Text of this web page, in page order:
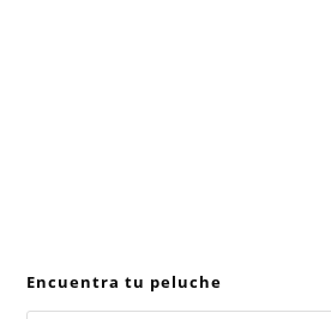
Encuentra tu peluche